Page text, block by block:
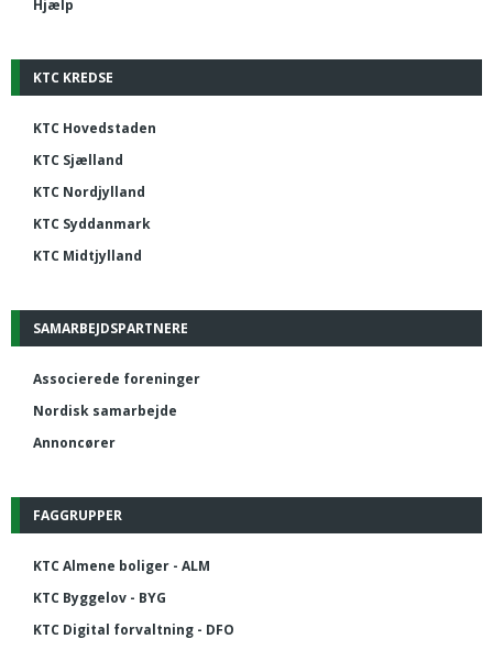
Hjælp
KTC KREDSE
KTC Hovedstaden
KTC Sjælland
KTC Nordjylland
KTC Syddanmark
KTC Midtjylland
SAMARBEJDSPARTNERE
Associerede foreninger
Nordisk samarbejde
Annoncører
FAGGRUPPER
KTC Almene boliger - ALM
KTC Byggelov - BYG
KTC Digital forvaltning - DFO